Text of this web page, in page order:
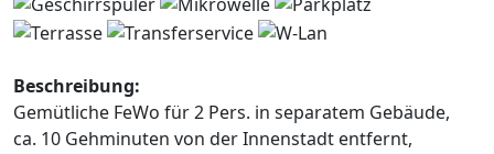
Beschreibung:
Gemütliche FeWo für 2 Pers. in separatem Gebäude,
ca. 10 Gehminuten von der Innenstadt entfernt,